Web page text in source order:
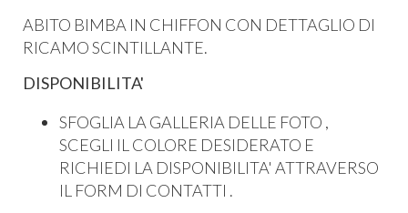
ABITO BIMBA IN CHIFFON CON DETTAGLIO DI
RICAMO SCINTILLANTE.
DISPONIBILITA'
SFOGLIA LA GALLERIA DELLE FOTO ,
SCEGLI IL COLORE DESIDERATO E
RICHIEDI LA DISPONIBILITA' ATTRAVERSO
IL FORM DI CONTATTI .